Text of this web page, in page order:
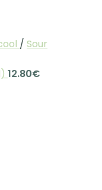
/ Sour
12.80€